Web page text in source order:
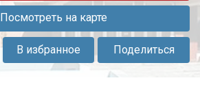
Посмотреть на карте
Поделиться
В избранное